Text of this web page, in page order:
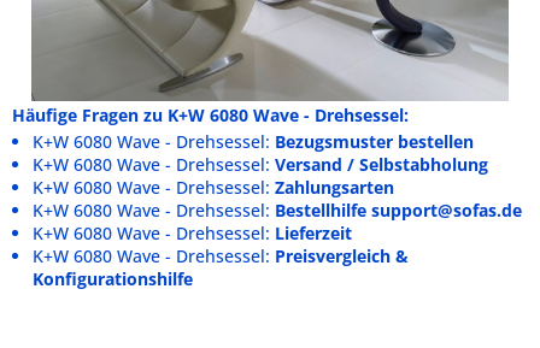
Häufige Fragen zu K+W 6080 Wave - Drehsessel:
K+W 6080 Wave - Drehsessel: Bezugsmuster bestellen
K+W 6080 Wave - Drehsessel: Versand / Selbstabholung
K+W 6080 Wave - Drehsessel: Zahlungsarten
K+W 6080 Wave - Drehsessel: Bestellhilfe support@sofas.de
K+W 6080 Wave - Drehsessel: Lieferzeit
K+W 6080 Wave - Drehsessel: Preisvergleich &
Konfigurationshilfe